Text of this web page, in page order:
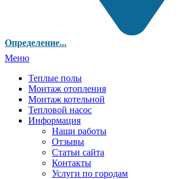
Определение...
Меню
Теплые полы
Монтаж отопления
Монтаж котельной
Тепловой насос
Информация
Наши работы
Отзывы
Статьи сайта
Контакты
Услуги по городам